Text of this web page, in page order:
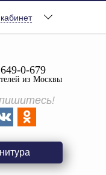
649-0-679
из Москвы